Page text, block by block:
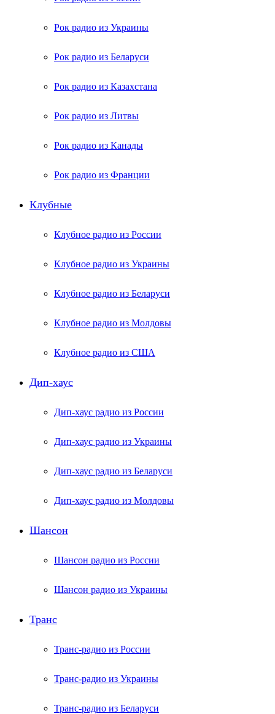
Рок радио из Украины
Рок радио из Беларуси
Рок радио из Казахстана
Рок радио из Литвы
Рок радио из Канады
Рок радио из Франции
Клубные
Клубное радио из России
Клубное радио из Украины
Клубное радио из Беларуси
Клубное радио из Молдовы
Клубное радио из США
Дип-хаус
Дип-хаус радио из России
Дип-хаус радио из Украины
Дип-хаус радио из Беларуси
Дип-хаус радио из Молдовы
Шансон
Шансон радио из России
Шансон радио из Украины
Транс
Транс-радио из России
Транс-радио из Украины
Транс-радио из Беларуси